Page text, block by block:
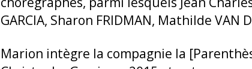
GARCIA, Sharon FRIDMAN, Mathilde VAN
Marion intègre la compagnie la